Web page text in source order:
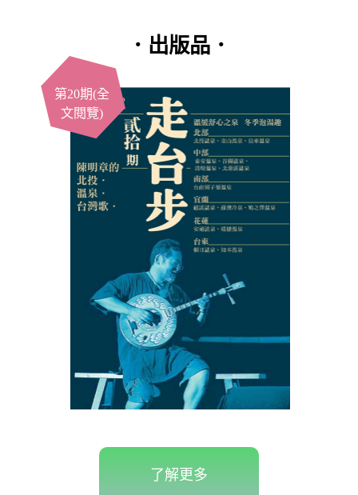
付出，結果得到的竟然更多？
．出版品．
第20期(全
文閱覽)
了解更多